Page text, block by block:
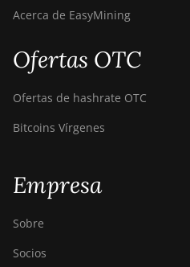
Acerca de EasyMining
Ofertas OTC
Ofertas de hashrate OTC
Bitcoins Vírgenes
Empresa
Sobre
Socios